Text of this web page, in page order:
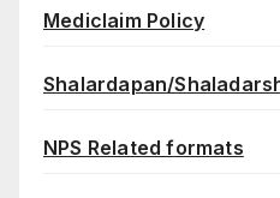
Mediclaim Policy
Shalardapan/
NPS Related formats